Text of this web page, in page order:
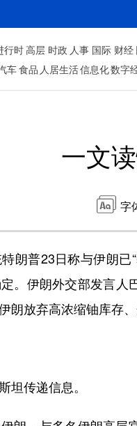
行时 高层 时政 人事 国际 财经
车 食品 人居生活信息化数字
一文
字
普23日称与伊朗已“
。伊朗外交部发言人
朗放弃高浓缩铀库存
传递信息。